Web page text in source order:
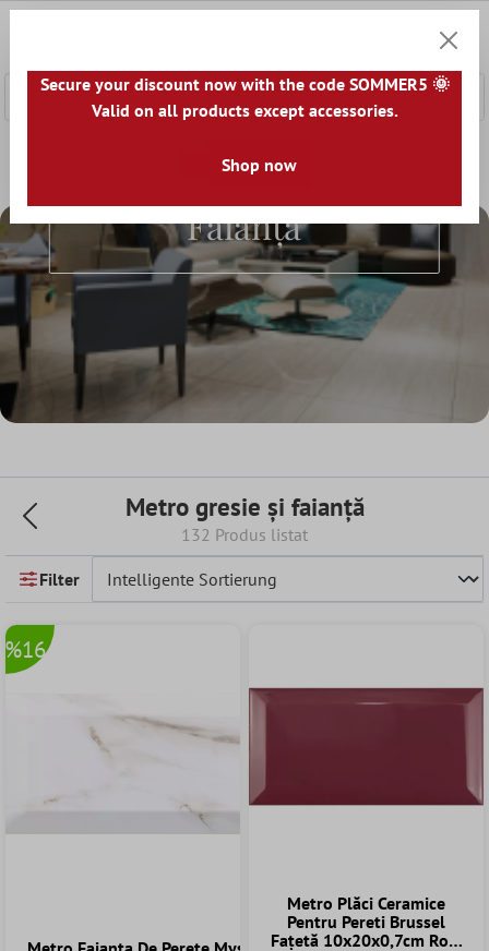
Plăci Ceramice Pentru Pereti
Metro Gresie Și
Faianță
Metro gresie și faianță
132 Produs listat
Filter
%16
Metro Plăci Ceramice
Pentru Pereti Brussel
Fațetă 10x20x0,7cm Rojo
Secure your discount now with the code SOMMER5 🌞
Valid on all products except accessories.
Shop now